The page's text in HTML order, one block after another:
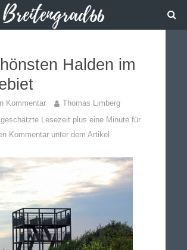
Halden im
Kommentar
Thomas Limberg
Lesezeit plus eine Minute für
Kommentar unter dem Artikel